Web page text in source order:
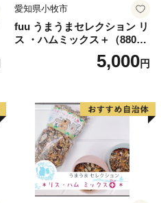
愛知県小牧市
fuu うまうまセレクション リ
ス ・ハムミックス＋（880
5,000円